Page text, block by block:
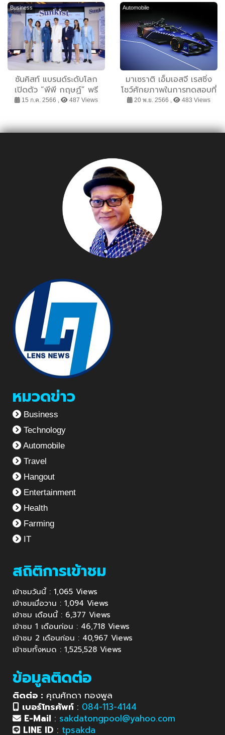
Business
ซันคิสท์ แบรนด์ระดับโลก
เปิดตัว “พีพี กฤษฏ์” พรี
เซนเตอร์ของนมซันคิสท์พิส
ตลาดสินค้าสุขภาพไทย
15 ก.ค. 2566 , 487 Views
Automobile
มาเซราติ เอ็มเอสจี เรสซิ่ง
โชว์ศักยภาพในการทดสอบที่
บาเลนเซีย ก่อนลงชิงชัยใน
20 พ.ย. 2566 , 483 Views
หมวดข่าว
Business
Technology
Automobile
Travel
Hangout
Entertainment
Health
Farming
IT
สถิติการเข้าชม
เข้าชมวันนี้ : 1,065 Views
เข้าชมเมื่อวาน : 1,094 Views
เข้าชม เดือนนี้ : 6,377 Views
เข้าชม 1 เดือนก่อน : 46,718 Views
เข้าชม 2 เดือนก่อน : 40,967 Views
เข้าชมทั้งหมด : 1,525,528 Views
ข้อมูลติดต่อ
ติดต่อ : คุณศักดา ทองพูล
เบอร์โทรศัพท์ : 084-113-4144
E-Mail : sakdatongpool@yahoo.com
LINE ID : tpsakda